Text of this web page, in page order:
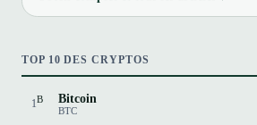
TOP 10 DES CRYPTOS
1B Bitcoin
BTC